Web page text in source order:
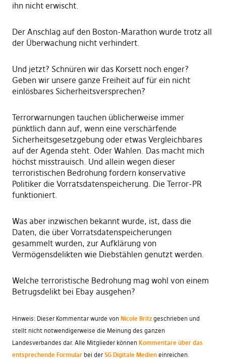
ihn nicht erwischt.
Der Anschlag auf den Boston-Marathon wurde trotz all
der Überwachung nicht verhindert.
Und jetzt? Schnüren wir das Korsett noch enger?
Geben wir unsere ganze Freiheit auf für ein nicht
einlösbares Sicherheitsversprechen?
Terrorwarnungen tauchen üblicherweise immer
pünktlich dann auf, wenn eine verschärfende
Sicherheitsgesetzgebung oder etwas Vergleichbares
auf der Agenda steht. Oder Wahlen. Das macht mich
höchst misstrauisch. Und allein wegen dieser
terroristischen Bedrohung fordern konservative
Politiker die Vorratsdatenspeicherung. Die Terror-PR
funktioniert.
Was aber inzwischen bekannt wurde, ist, dass die
Daten, die über Vorratsdatenspeicherungen
gesammelt wurden, zur Aufklärung von
Vermögensdelikten wie Diebstählen genutzt werden.
Welche terroristische Bedrohung mag wohl von einem
Betrugsdelikt bei Ebay ausgehen?
Hinweis: Dieser Kommentar wurde von Nicole Britzgeschrieben und
stellt nicht notwendigerweise die Meinung des ganzen
Landesverbandes dar. Alle Mitglieder können Kommentare über das
entsprechende Formularbei derSG Digitale Medieneinreichen.